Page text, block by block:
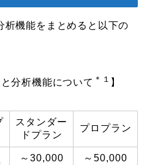
析機能をまとめると以下の
分析機能について ＊１ 】
スタンダー
ドプラン
プロプラン
～30,000
～50,000